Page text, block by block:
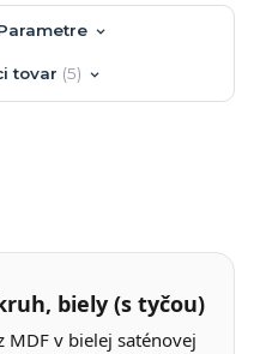
tovar 5
biely (s tyčou)
MDF v bielej saténovej